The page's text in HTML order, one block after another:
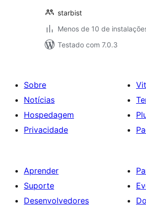
starbist
Menos de 10 de
Testado com 7.0.3
Sobre
Notícias
Hospedagem
Privacidade
Aprender
Suporte
Desenvolvedores